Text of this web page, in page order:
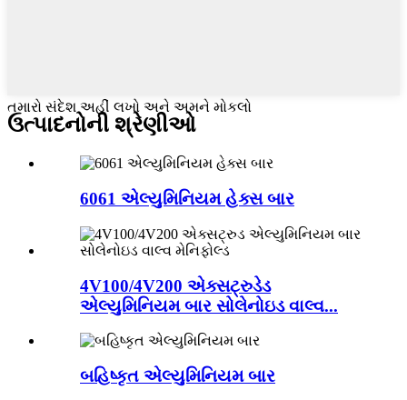
તમારો સંદેશ અહીં લખો અને અમને મોકલો
ઉત્પાદનોની શ્રેણીઓ
6061 એલ્યુમિનિયમ હેક્સ બાર
4V100/4V200 એક્સટ્રુડેડ
એલ્યુમિનિયમ બાર સોલેનોઇડ વાલ્વ...
બહિષ્કૃત એલ્યુમિનિયમ બાર